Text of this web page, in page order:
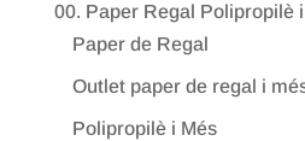
00. Paper Regal Polipropilè
Paper de Regal
Outlet paper de regal i
Polipropilè i Més